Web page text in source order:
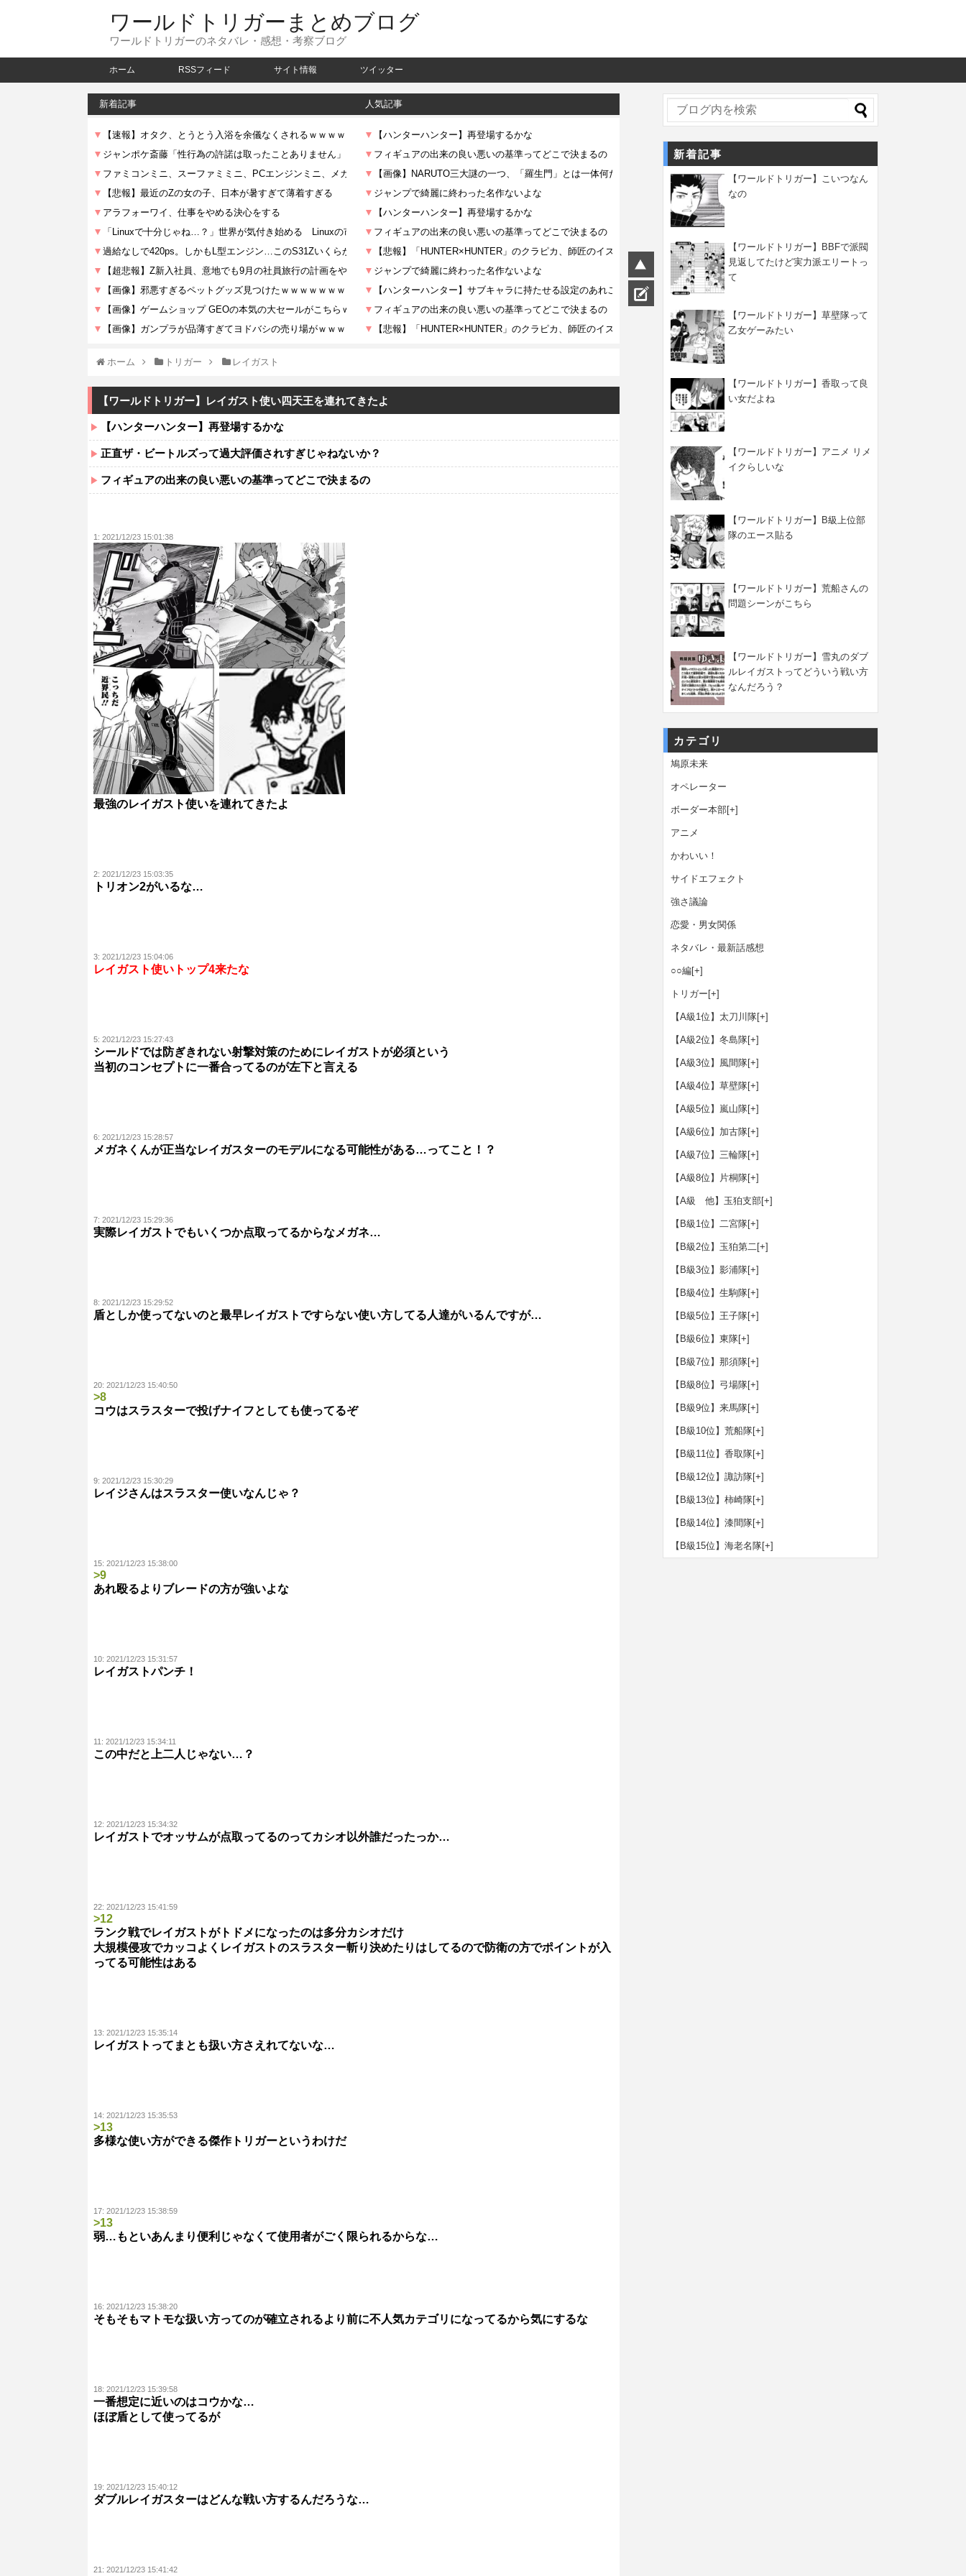
ワールドトリガーまとめブログ
ワールドトリガーのネタバレ・感想・考察ブログ
ホーム RSSフィード サイト情報 ツイッター
新着記事 人気記事
ホーム トリガー レイガスト
【ワールドトリガー】レイガスト使い四天王を連れてきたよ
【ハンターハンター】再登場するかな
正直ザ・ビートルズって過大評価されすぎじゃねないか？
フィギュアの出来の良い悪いの基準ってどこで決まるの
1: 2021/12/23 15:01:38
最強のレイガスト使いを連れてきたよ
2: 2021/12/23 15:03:35
トリオン2がいるな…
3: 2021/12/23 15:04:06
レイガスト使いトップ4来たな
5: 2021/12/23 15:27:43
シールドでは防ぎきれない射撃対策のためにレイガストが必須という
当初のコンセプトに一番合ってるのが左下と言える
6: 2021/12/23 15:28:57
メガネくんが正当なレイガスターのモデルになる可能性がある…ってこと！？
7: 2021/12/23 15:29:36
実際レイガストでもいくつか点取ってるからなメガネ…
8: 2021/12/23 15:29:52
盾としか使ってないのと最早レイガストですらない使い方してる人達がいるんですが…
20: 2021/12/23 15:40:50
>8
コウはスラスターで投げナイフとしても使ってるぞ
9: 2021/12/23 15:30:29
レイジさんはスラスター使いなんじゃ？
15: 2021/12/23 15:38:00
>9
あれ殴るよりブレードの方が強いよな
10: 2021/12/23 15:31:57
レイガストパンチ！
11: 2021/12/23 15:34:11
この中だと上二人じゃない…？
12: 2021/12/23 15:34:32
レイガストでオッサムが点取ってるのってカシオ以外誰だったっか…
22: 2021/12/23 15:41:59
>12
ランク戦でレイガストがトドメになったのは多分カシオだけ
大規模侵攻でカッコよくレイガストのスラスター斬り決めたりはしてるので防衛の方でポイントが入
ってる可能性はある
13: 2021/12/23 15:35:14
レイガストってまとも扱い方さえれてないな…
14: 2021/12/23 15:35:53
>13
多様な使い方ができる傑作トリガーというわけだ
17: 2021/12/23 15:38:59
>13
弱…もといあんまり便利じゃなくて使用者がごく限られるからな…
16: 2021/12/23 15:38:20
そもそもマトモな扱い方ってのが確立されるより前に不人気カテゴリになってるから気にするな
18: 2021/12/23 15:39:58
一番想定に近いのはコウかな…
ほぼ盾として使ってるが
19: 2021/12/23 15:40:12
ダブルレイガスターはどんな戦い方するんだろうな…
21: 2021/12/23 15:41:42
新着記事
【ワールドトリガー】こいつなん
なの
【ワールドトリガー】BBFで派閥
見返してたけど実力派エリートっ
て
【ワールドトリガー】草壁隊って
乙女ゲーみたい
【ワールドトリガー】香取って良
い女だよね
【ワールドトリガー】アニメ リメ
イクらしいな
【ワールドトリガー】B級上位部
隊のエース貼る
【ワールドトリガー】荒船さんの
問題シーンがこちら
【ワールドトリガー】雪丸のダブ
ルレイガストってどういう戦い方
なんだろう？
カテゴリ
鳩原未来
オペレーター
ボーダー本部[+]
アニメ
かわいい！
サイドエフェクト
強さ議論
恋愛・男女関係
ネタバレ・最新話感想
○○編[+]
トリガー [+]
【A級1位】太刀川隊[+]
【A級2位】冬島隊[+]
【A級3位】風間隊[+]
【A級4位】草壁隊[+]
【A級5位】嵐山隊[+]
【A級6位】加古隊[+]
【A級7位】三輪隊[+]
【A級8位】片桐隊[+]
【A級 他】玉狛支部[+]
【B級1位】二宮隊[+]
【B級2位】玉狛第二[+]
【B級3位】影浦隊[+]
【B級4位】生駒隊[+]
【B級5位】王子隊[+]
【B級6位】東隊[+]
【B級7位】那須隊[+]
【B級8位】弓場隊[+]
【B級9位】来馬隊[+]
【B級10位】荒船隊[+]
【B級11位】香取隊[+]
【B級12位】諏訪隊[+]
【B級13位】柿崎隊[+]
【B級14位】漆間隊[+]
【B級15位】海老名隊[+]